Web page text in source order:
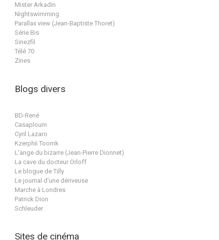
Mister Arkadin
Nightswimming
Parallax view (Jean-Baptiste Thoret)
Série Bis
Sinezfil
Télé 70
Zines
Blogs divers
BD-René
Casaploum
Cyril Lazaro
Kzerphii Toomk
L'ange du bizarre (Jean-Pierre Dionnet)
La cave du docteur Orloff
Le blogue de Tilly
Le journal d'une dériveuse
Marche à Londres
Patrick Dion
Schleuder
Sites de cinéma